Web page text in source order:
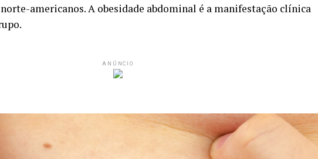
americanos. A obesidade abdominal é a manifestação clínica
ANÚNCIO